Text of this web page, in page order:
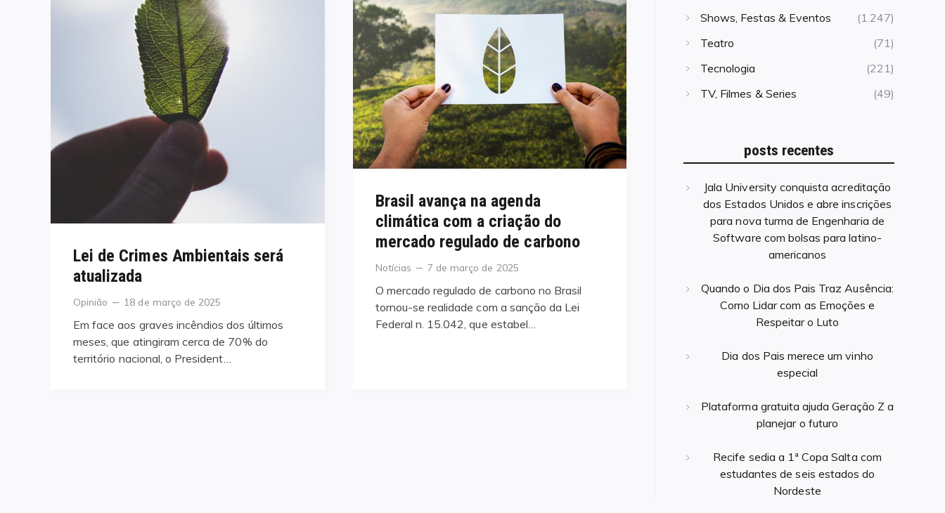
Lei de Crimes Ambientais será
atualizada
Categories
Opinião
Posted
18 de março de 2025
Em face aos graves incêndios dos últimos
meses, que atingiram cerca de 70% do
território nacional, o President…
Brasil avança na agenda
climática com a criação do
mercado regulado de carbono
Categories
Notícias
Posted
7 de março de 2025
O mercado regulado de carbono no Brasil
tornou-se realidade com a sanção da Lei
Federal n. 15.042, que estabel…
Shows, Festas & Eventos
(1.247)
Teatro
(71)
Tecnologia
(221)
TV, Filmes & Series
(49)
posts recentes
Jala University conquista acreditação
dos Estados Unidos e abre inscrições
para nova turma de Engenharia de
Software com bolsas para latino-
americanos
Quando o Dia dos Pais Traz Ausência:
Como Lidar com as Emoções e
Respeitar o Luto
Dia dos Pais merece um vinho
especial
Plataforma gratuita ajuda Geração Z a
planejar o futuro
Recife sedia a 1ª Copa Salta com
estudantes de seis estados do
Nordeste